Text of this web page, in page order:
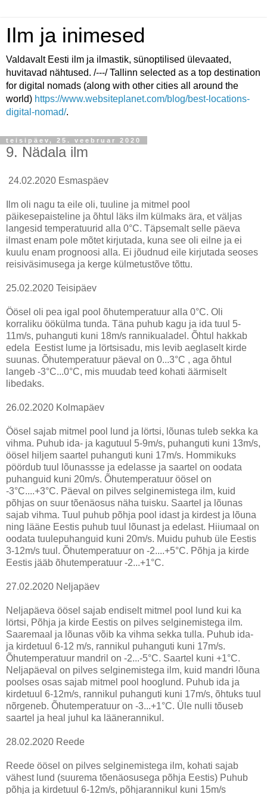
Ilm ja inimesed
Valdavalt Eesti ilm ja ilmastik, sünoptilised ülevaated,
huvitavad nähtused. /---/ Tallinn selected as a top destination
for digital nomads (along with other cities all around the
world) https://www.websiteplanet.com/blog/best-locations-
digital-nomad/.
teisipäev, 25. veebruar 2020
9. Nädala ilm
24.02.2020 Esmaspäev
Ilm oli nagu ta eile oli, tuuline ja mitmel pool
päikesepaisteline ja õhtul läks ilm külmaks ära, et väljas
langesid temperatuurid alla 0°C. Täpsemalt selle päeva
ilmast enam pole mõtet kirjutada, kuna see oli eilne ja ei
kuulu enam prognoosi alla. Ei jõudnud eile kirjutada seoses
reisiväsimusega ja kerge külmetustõve tõttu.
25.02.2020 Teisipäev
Öösel oli pea igal pool õhutemperatuur alla 0°C. Oli
korraliku öökülma tunda. Täna puhub kagu ja ida tuul 5-
11m/s, puhanguti kuni 18m/s rannikualadel. Õhtul hakkab
edela Eestist lume ja lörtsisadu, mis levib aeglaselt kirde
suunas. Õhutemperatuur päeval on 0...3°C , aga õhtul
langeb -3°C...0°C, mis muudab teed kohati äärmiselt
libedaks.
26.02.2020 Kolmapäev
Öösel sajab mitmel pool lund ja lörtsi, lõunas tuleb sekka ka
vihma. Puhub ida- ja kagutuul 5-9m/s, puhanguti kuni 13m/s,
öösel hiljem saartel puhanguti kuni 17m/s. Hommikuks
pöördub tuul lõunassse ja edelasse ja saartel on oodata
puhanguid kuni 20m/s. Õhutemperatuur öösel on
-3°C....+3°C. Päeval on pilves selginemistega ilm, kuid
põhjas on suur tõenäosus näha tuisku. Saartel ja lõunas
sajab vihma. Tuul puhub põhja pool idast ja kirdest ja lõuna
ning lääne Eestis puhub tuul lõunast ja edelast. Hiiumaal on
oodata tuulepuhanguid kuni 20m/s. Muidu puhub üle Eestis
3-12m/s tuul. Õhutemperatuur on -2....+5°C. Põhja ja kirde
Eestis jääb õhutemperatuur -2...+1°C.
27.02.2020 Neljapäev
Neljapäeva öösel sajab endiselt mitmel pool lund kui ka
lörtsi, Põhja ja kirde Eestis on pilves selginemistega ilm.
Saaremaal ja lõunas võib ka vihma sekka tulla. Puhub ida-
ja kirdetuul 6-12 m/s, rannikul puhanguti kuni 17m/s.
Õhutemperatuur mandril on -2...-5°C. Saartel kuni +1°C.
Neljapäeval on pilves selginemistega ilm, kuid mandri lõuna
poolses osas sajab mitmel pool hooglund. Puhub ida ja
kirdetuul 6-12m/s, rannikul puhanguti kuni 17m/s, õhtuks tuul
nõrgeneb. Õhutemperatuur on -3...+1°C. Üle nulli tõuseb
saartel ja heal juhul ka läänerannikul.
28.02.2020 Reede
Reede öösel on pilves selginemistega ilm, kohati sajab
vähest lund (suurema tõenäosusega põhja Eestis) Puhub
põhja ja kirdetuul 6-12m/s, põhjarannikul kuni 15m/s